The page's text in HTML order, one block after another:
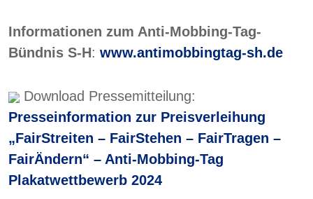
Informationen zum Anti-Mobbing-Tag-
Bündnis S-H: www.antimobbingtag-sh.de
Download Pressemitteilung:
Presseinformation zur Preisverleihung
„FairStreiten – FairStehen – FairTragen –
FairÄndern“ – Anti-Mobbing-Tag
Plakatwettbewerb 2024